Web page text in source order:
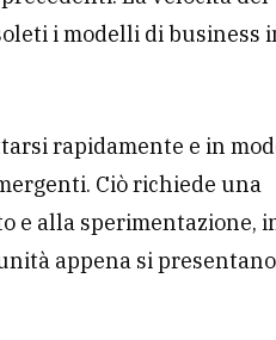
i modelli di business
rapidamente e in
Ciò richiede una
e alla sperimentazione,
appena si